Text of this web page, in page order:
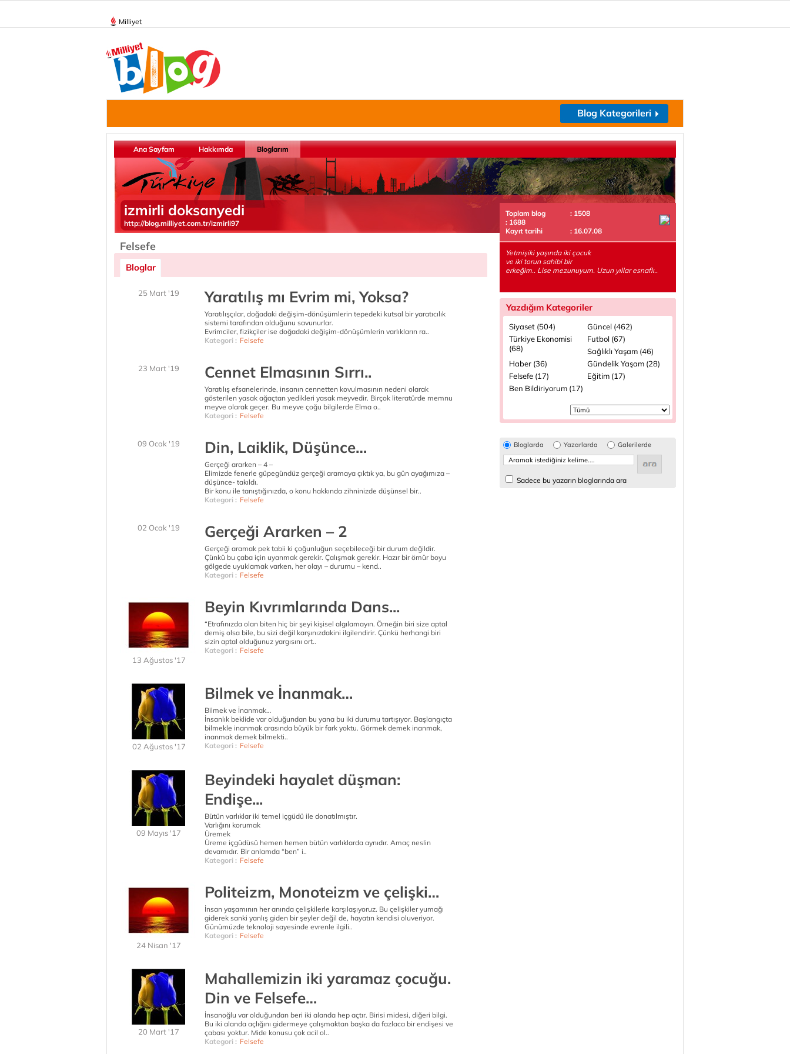
Milliyet
Blog Kategorileri
Ana Sayfam Hakkımda Bloglarım
izmirli doksanyedi
http://blog.milliyet.com.tr/izmirli97
Felsefe
Bloglar
25 Mart '19 Yaratılış mı Evrim mi, Yoksa?
Yaratılışçılar, doğadaki değişim-dönüşümlerin tepedeki kutsal bir yaratıcılık
sistemi tarafından olduğunu savunurlar.
Evrimciler, fizikçiler ise doğadaki değişim-dönüşümlerin varlıkların ra..
Kategori : Felsefe
23 Mart '19 Cennet Elmasının Sırrı..
Yaratılış efsanelerinde, insanın cennetten kovulmasının nedeni olarak
gösterilen yasak ağaçtan yedikleri yasak meyvedir. Birçok literatürde memnu
meyve olarak geçer. Bu meyve çoğu bilgilerde Elma o..
Kategori : Felsefe
09 Ocak '19 Din, Laiklik, Düşünce…
Gerçeği ararken – 4 –
Elimizde fenerle güpegündüz gerçeği aramaya çıktık ya, bu gün ayağımıza –
düşünce- takıldı.
Bir konu ile tanıştığınızda, o konu hakkında zihninizde düşünsel bir..
Kategori : Felsefe
02 Ocak '19 Gerçeği Ararken – 2
Gerçeği aramak pek tabii ki çoğunluğun seçebileceği bir durum değildir.
Çünkü bu çaba için uyanmak gerekir. Çalışmak gerekir. Hazır bir ömür boyu
gölgede uyuklamak varken, her olayı – durumu – kend..
Kategori : Felsefe
13 Ağustos '17
Beyin Kıvrımlarında Dans...
“Etrafınızda olan biten hiç bir şeyi kişisel algılamayın. Örneğin biri size aptal
demiş olsa bile, bu sizi değil karşınızdakini ilgilendirir. Çünkü herhangi biri
sizin aptal olduğunuz yargısını ort..
Kategori : Felsefe
02 Ağustos '17
Bilmek ve İnanmak…
Bilmek ve İnanmak…
İnsanlık beklide var olduğundan bu yana bu iki durumu tartışıyor. Başlangıçta
bilmekle inanmak arasında büyük bir fark yoktu. Görmek demek inanmak,
inanmak demek bilmekti..
Kategori : Felsefe
09 Mayıs '17
Beyindeki hayalet düşman:
Endişe...
Bütün varlıklar iki temel içgüdü ile donatılmıştır.
Varlığını korumak
Üremek
Üreme içgüdüsü hemen hemen bütün varlıklarda aynıdır. Amaç neslin
devamıdır. Bir anlamda “ben” i..
Kategori : Felsefe
24 Nisan '17
Politeizm, Monoteizm ve çelişki…
İnsan yaşamının her anında çelişkilerle karşılaşıyoruz. Bu çelişkiler yumağı
giderek sanki yanlış giden bir şeyler değil de, hayatın kendisi oluveriyor.
Günümüzde teknoloji sayesinde evrenle ilgili..
Kategori : Felsefe
20 Mart '17
Mahallemizin iki yaramaz çocuğu.
Din ve Felsefe…
İnsanoğlu var olduğundan beri iki alanda hep açtır. Birisi midesi, diğeri bilgi.
Bu iki alanda açlığını gidermeye çalışmaktan başka da fazlaca bir endişesi ve
çabası yoktur. Mide konusu çok acil ol..
Kategori : Felsefe
Toplam blog
: 1508
: 1688
Kayıt tarihi
: 16.07.08
Yetmişiki yaşında iki çocuk
ve iki torun sahibi bir
erkeğim.. Lise mezunuyum. Uzun yıllar esnaflı..
Yazdığım Kategoriler
Siyaset (504)
Güncel (462)
Türkiye Ekonomisi
(68)
Futbol (67)
Sağlıklı Yaşam (46)
Haber (36)
Gündelik Yaşam (28)
Felsefe (17)
Eğitim (17)
Ben Bildiriyorum (17)
Bloglarda Yazarlarda Galerilerde
Sadece bu yazarın bloglarında ara